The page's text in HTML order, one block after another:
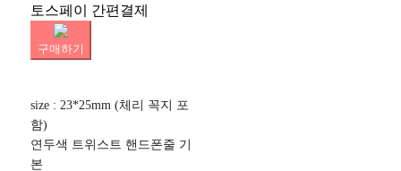
토스페이 간편결제
구매하기
size : 23*25mm (체리 꼭지 포
함)
연두색 트위스트 핸드폰줄 기
본